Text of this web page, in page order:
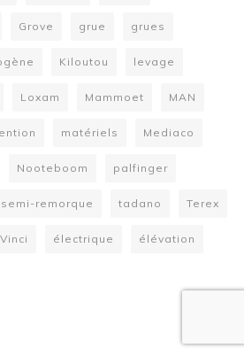
Grove grue grues
Kiloutou levage
Loxam Mammoet MAN
matériels Mediaco
Nooteboom palfinger
semi-remorque tadano Terex
Vinci électrique élévation